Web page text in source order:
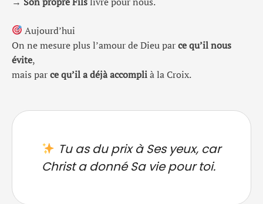
Aujourd’hui
On ne mesure plus l’amour de Dieu parce qu’il nous
évite,
mais parce qu’il a déjà accomplià la Croix.
Tu as du prix à Ses yeux, car
Christ a donné Sa vie pour toi.